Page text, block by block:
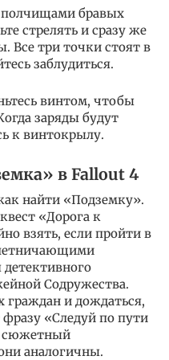
полчищами бравых
стрелять и сразу же
Все три точки стоят в
заблудиться.
винтом, чтобы
заряды будут
к винтокрылу.
в Fallout 4
найти «Подземку».
«Дорога к
взять, если пройти в
Содружества.
граждан и дождаться,
«Следуй по пути
сюжетный
аналогичны.